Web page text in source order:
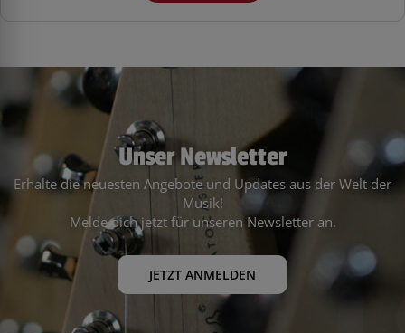
Unser Newsletter
Erhalte die neuesten Angebote und Updates aus der Welt der
Musik!
Melde dich jetzt für unseren Newsletter an.
JETZT ANMELDEN